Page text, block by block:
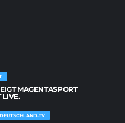
MAGENTASPORT
LIVE.